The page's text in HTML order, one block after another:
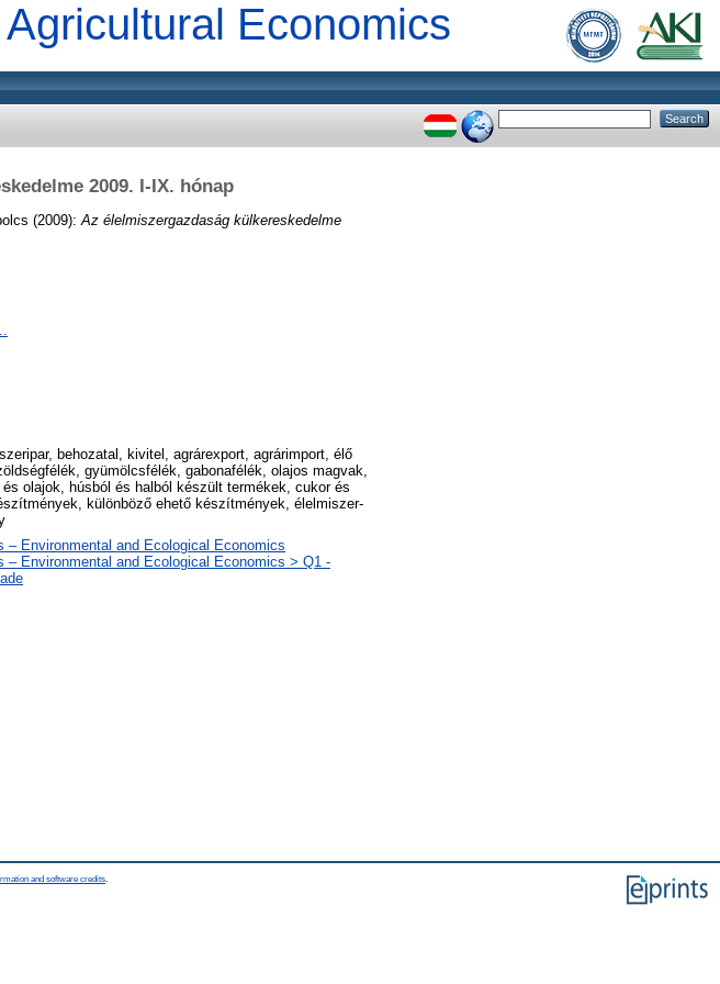
Economics
2009. I-IX. hónap
(2009): Az élelmiszergazdaság külkereskedelme
behozatal, kivitel, agrárexport, agrárimport, élő
gyümölcsfélék, gabonafélék, olajos magvak,
olajok, húsból és halból készült termékek, cukor és
különböző ehető készítmények, élelmiszer-
– Environmental and Ecological Economics
– Environmental and Ecological Economics > Q1 -
and software credits